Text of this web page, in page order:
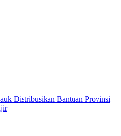
Distribusikan Bantuan Provinsi